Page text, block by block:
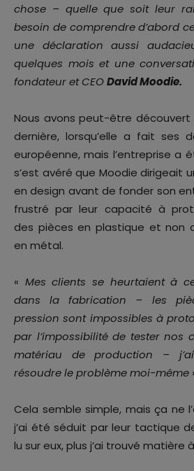
chose – quelle que soit leur
besoin de comprendre d’abord
une déclaration aussi
quelques mois et une
fondateur et CEODavid Moodie.
Nous avons peut-être découvert
dernière, lorsqu’elle a fait ses
européenne, mais l’entreprise a
s’est avéré que Moodie dirigeait
en design avant de fonder son
frustré par leur capacité à
des pièces en plastique et non
en métal.
« Mes clients se heurtaient à
dans la fabrication – les
pression sont impossibles à
par l’impossibilité de tester nos
matériau de production –
résoudre le problème moi-même
Cela semble simple, mais ça ne
j’ai été séduit par leur tactique
lu sur eux, plus j’ai trouvé matière